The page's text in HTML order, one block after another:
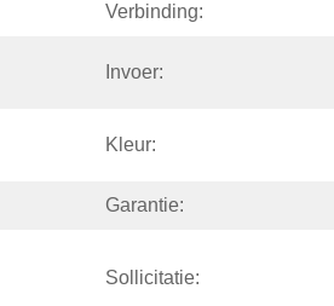
Verbinding:
Invoer:
Kleur:
Garantie:
Sollicitatie: